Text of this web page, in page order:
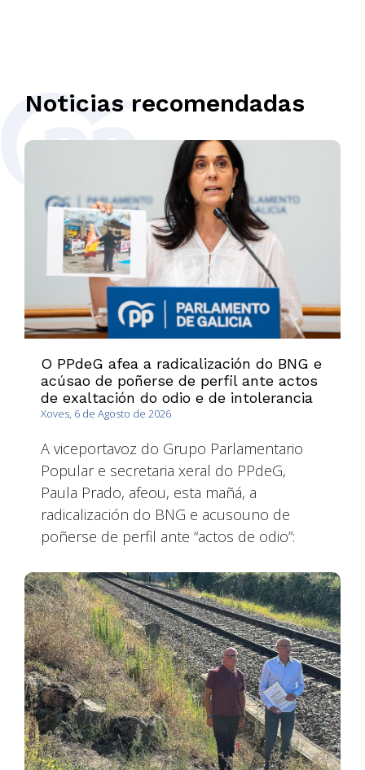
Noticias recomendadas
O PPdeG afea a radicalización do BNG e
acúsao de poñerse de perfil ante actos
de exaltación do odio e de intolerancia
Xoves, 6 de Agosto de 2026
A viceportavoz do Grupo Parlamentario
Popular e secretaria xeral do PPdeG,
Paula Prado, afeou, esta mañá, a
radicalización do BNG e acusouno de
poñerse de perfil ante “actos de odio”: